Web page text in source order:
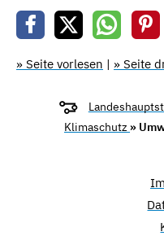
» Seite vorlesen | » Seite
Klimaschutz »